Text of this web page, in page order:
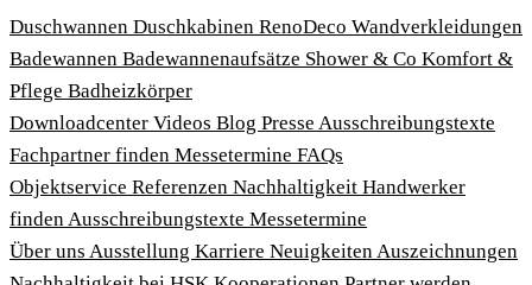
Duschwannen Duschkabinen RenoDeco Wandverkleidungen
Badewannen Badewannenaufsätze Shower & Co Komfort &
Pflege Badheizkörper
Download­center Videos Blog Presse Ausschreibungstexte
Fachpartner finden Messetermine FAQs
Objektservice Referenzen Nachhaltigkeit Handwerker
finden Ausschreibungstexte Messetermine
Über uns Ausstellung Karriere Neuigkeiten Auszeichnungen